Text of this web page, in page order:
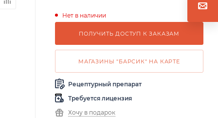
Нет в наличии
ПОЛУЧИТЬ ДОСТУП К ЗАКАЗАМ
МАГАЗИНЫ "БАРСИК" НА КАРТЕ
Рецептурный препарат
Требуется лицензия
Хочу в подарок